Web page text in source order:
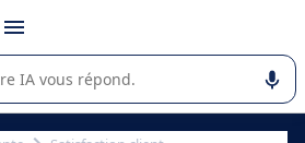
avec
dans l'utilisation ou la sélection de